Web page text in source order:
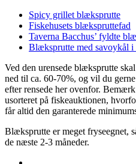
Spicy grillet blæksprutte
Fiskehusets blækspruttefad
Taverna Bacchus’ fyldte
Blæksprutte med savoykål i
Ved den urensede blæksprutte
ned til ca. 60-70%, og vil du
efter rensede her ovenfor.
usorteret på fiskeauktionen,
får altid den garanterede
Blæksprutte er meget fryseegnet,
de næste 2-3 måneder.